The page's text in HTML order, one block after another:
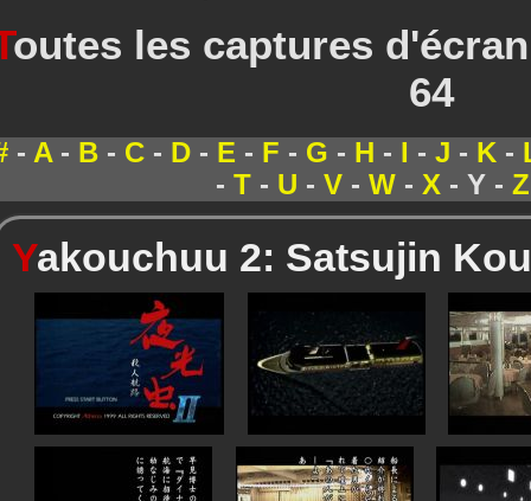
outes les captures
64
- A- B- C- D- E - F - G - H - - J - K-
- T- U - V- W- X- Y - Z
Yakouchuu 2: Satsujin